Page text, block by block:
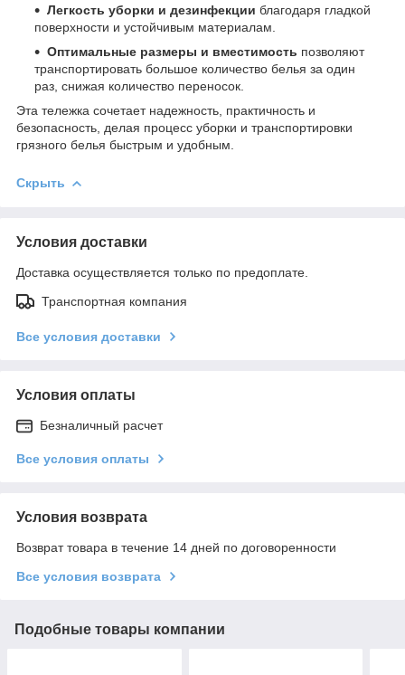
Легкость уборки и дезинфекции благодаря гладкой
поверхности и устойчивым материалам.
Оптимальные размеры и вместимость позволяют
транспортировать большое количество белья за один
раз, снижая количество переносок.
Эта тележка сочетает надежность, практичность и
безопасность, делая процесс уборки и транспортировки
грязного белья быстрым и удобным.
Скрыть
Условия доставки
Доставка осуществляется только по предоплате.
Транспортная компания
Все условия доставки
Условия оплаты
Безналичный расчет
Все условия оплаты
Условия возврата
Возврат товара в течение 14 дней по договоренности
Все условия возврата
Подобные товары компании